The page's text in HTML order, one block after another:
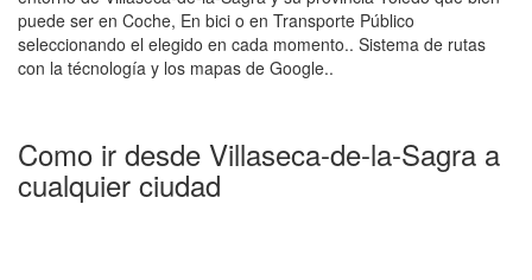
puede ser en Coche, En bici o en Transporte Público
seleccionando el elegido en cada momento.. Sistema de rutas
con la técnología y los mapas de Google..
Como ir desde Villaseca-de-la-Sagra a
cualquier ciudad